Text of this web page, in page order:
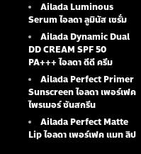
Ailada Luminous
Serumไอลดา ลูมินัส เซรั่ม
Ailada Dynamic Dual
DD CREAM SPF 50
PA+++ ไอลดา ดีดี ครีม
Ailada Perfect Primer
Sunscreen ไอลดา เพอร์เฟค
ไพรเมอร์ ซันสกรีน
Ailada Perfect Matte
Lip ไอลดา เพอร์เฟค แมท ลิป